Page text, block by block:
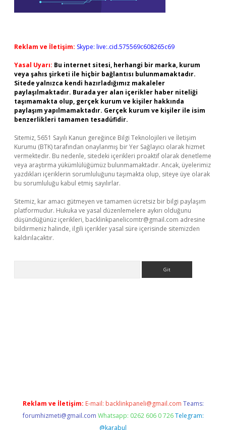
Reklam ve İletişim: Skype: live:.cid.575569c608265c69
Yasal Uyarı: Bu internet sitesi, herhangi bir marka, kurum
veya şahıs şirketi ile hiçbir bağlantısı bulunmamaktadır.
Sitede yalnızca kendi hazırladığımız makaleler
paylaşılmaktadır. Burada yer alan içerikler haber niteliği
taşımamakta olup, gerçek kurum ve kişiler hakkında
paylaşım yapılmamaktadır. Gerçek kurum ve kişiler ile isim
benzerlikleri tamamen tesadüfidir.
Sitemiz, 5651 Sayılı Kanun gereğince Bilgi Teknolojileri ve İletişim
Kurumu (BTK) tarafından onaylanmış bir Yer Sağlayıcı olarak hizmet
vermektedir. Bu nedenle, sitedeki içerikleri proaktif olarak denetleme
veya araştırma yükümlülüğümüz bulunmamaktadır. Ancak, üyelerimiz
yazdıkları içeriklerin sorumluluğunu taşımakta olup, siteye üye olarak
bu sorumluluğu kabul etmiş sayılırlar.
Sitemiz, kar amacı gütmeyen ve tamamen ücretsiz bir bilgi paylaşım
platformudur. Hukuka ve yasal düzenlemelere aykırı olduğunu
düşündüğünüz içerikleri, backlinkpanelicomtr@gmail.com adresine
bildirmeniz halinde, ilgili içerikler yasal süre içerisinde sitemizden
kaldırılacaktır.
Reklam ve İletişim: E-mail: backlinkpaneli@gmail.com Teams:
forumhizmeti@gmail.com Whatsapp: 0262 606 0 726 Telegram:
@karabul